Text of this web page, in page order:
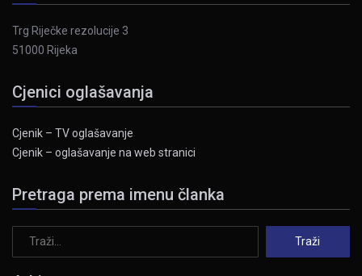
Trg Riječke rezolucije 3
51000 Rijeka
Cjenici oglašavanja
Cjenik – TV oglašavanje
Cjenik – oglašavanje na web stranici
Pretraga prema imenu članka